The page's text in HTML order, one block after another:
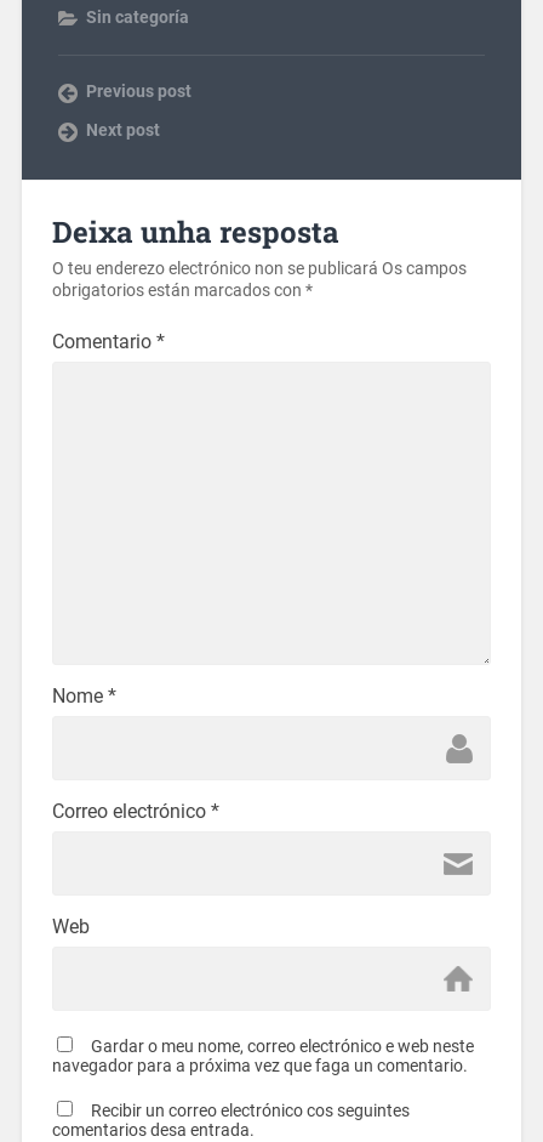
Sin categoría
Previous post
Next post
Deixa unha resposta
O teu enderezo electrónico non se publicará Os campos
obrigatorios están marcados con *
Comentario *
Nome *
Correo electrónico *
Web
Gardar o meu nome, correo electrónico e web neste
navegador para a próxima vez que faga un comentario.
Recibir un correo electrónico cos seguintes
comentarios desa entrada.